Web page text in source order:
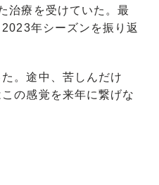
治療を受けていた。最
年シーズンを振り返
。途中、苦しんだけ
の感覚を来年に繋げな